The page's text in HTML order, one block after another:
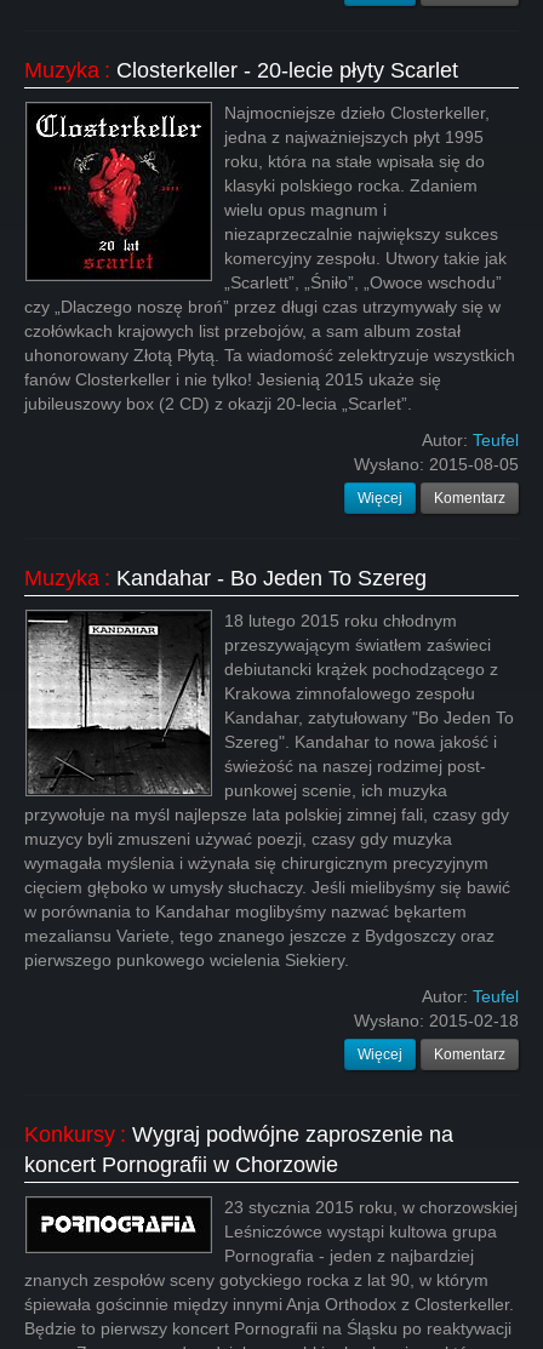
Muzyka : Closterkeller - 20-lecie płyty Scarlet
Najmocniejsze dzieło Closterkeller,
jedna z najważniejszych płyt 1995
roku, która na stałe wpisała się do
klasyki polskiego rocka. Zdaniem
wielu opus magnum i
niezaprzeczalnie największy sukces
komercyjny zespołu. Utwory takie jak
„Scarlett”, „Śniło”, „Owoce wschodu”
czy „Dlaczego noszę broń” przez długi czas utrzymywały się w
czołówkach krajowych list przebojów, a sam album został
uhonorowany Złotą Płytą. Ta wiadomość zelektryzuje wszystkich
fanów Closterkeller i nie tylko! Jesienią 2015 ukaże się
jubileuszowy box (2 CD) z okazji 20-lecia „Scarlet”.
Autor: Teufel
Wysłano: 2015-08-05
Więcej Komentarz
Muzyka : Kandahar - Bo Jeden To Szereg
18 lutego 2015 roku chłodnym
przeszywającym światłem zaświeci
debiutancki krążek pochodzącego z
Krakowa zimnofalowego zespołu
Kandahar, zatytułowany "Bo Jeden To
Szereg". Kandahar to nowa jakość i
świeżość na naszej rodzimej post-
punkowej scenie, ich muzyka
przywołuje na myśl najlepsze lata polskiej zimnej fali, czasy gdy
muzycy byli zmuszeni używać poezji, czasy gdy muzyka
wymagała myślenia i wżynała się chirurgicznym precyzyjnym
cięciem głęboko w umysły słuchaczy. Jeśli mielibyśmy się bawić
w porównania to Kandahar moglibyśmy nazwać bękartem
mezaliansu Variete, tego znanego jeszcze z Bydgoszczy oraz
pierwszego punkowego wcielenia Siekiery.
Autor: Teufel
Wysłano: 2015-02-18
Więcej Komentarz
Konkursy : Wygraj podwójne zaproszenie na
koncert Pornografii w Chorzowie
23 stycznia 2015 roku, w chorzowskiej
Leśniczówce wystąpi kultowa grupa
Pornografia - jeden z najbardziej
znanych zespołów sceny gotyckiego rocka z lat 90, w którym
śpiewała gościnnie między innymi Anja Orthodox z Closterkeller.
Będzie to pierwszy koncert Pornografii na Śląsku po reaktywacji